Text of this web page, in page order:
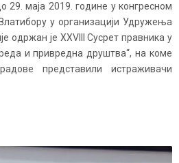
29. маја 2019. године у конгресном
у организацији Удружења
одржан је XXVIII Сусрет правника у
и привредна друштва“, на коме
представили истраживачи